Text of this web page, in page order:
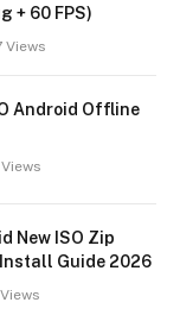
+ 60 FPS)
Views
Android Offline
Views
New ISO Zip
Guide 2026
Views